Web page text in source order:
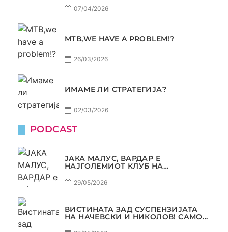
07/04/2026
МТВ,WE HAVE A PROBLEM!?
26/03/2026
ИМАМЕ ЛИ СТРАТЕГИЈА?
02/03/2026
PODCAST
ЈАКА МАЛУС, ВАРДАР Е
НАЈГОЛЕМИОТ КЛУБ НА
29/05/2026
ВИСТИНАТА ЗАД СУСПЕНЗИЈАТА
НА НАЧЕВСКИ И НИКОЛОВ! САМО